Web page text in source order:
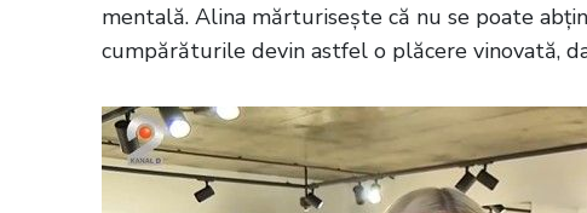
mentală. Alina mărturisește că nu se poate
cumpărăturile devin astfel o plăcere vinovată,